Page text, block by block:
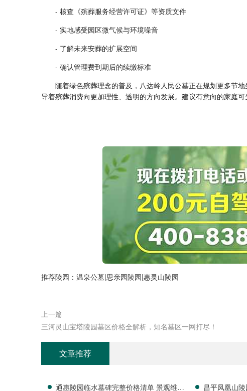
- 核查《殡葬服务经营许可证》等资质文件
- 实地感受园区微气候与环境噪音
- 了解未来安葬的扩展空间
- 确认管理费到期后的续缴标准
随着绿色殡葬理念的普及，八达岭人民公墓正在规划更多节
导着殡葬消费向更加理性、透明的方向发展。建议有意向的家庭
推荐陵园： 温泉公墓|思亲园陵园|惠灵山陵园
上一篇
三河灵山宝塔陵园墓区价格全解析，知名墓区一网打尽！
文章推荐
通惠陵园临水墓碑完整价格清单 景观维护 昌平凤凰山